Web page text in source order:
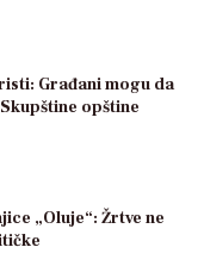
Građani mogu da
opštine
„Oluje“: Žrtve ne